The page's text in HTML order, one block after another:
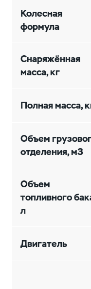
Колесная
формула
Снаряжённая
масса, кг
Полная масса,
Объем
отделения, м3
Объем
топливного
л
Двигатель